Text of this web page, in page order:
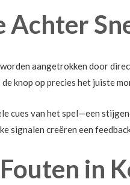
Achter
aangetrokken door
knop op precies het juiste
cues van het spel—een
signalen creëren een
in